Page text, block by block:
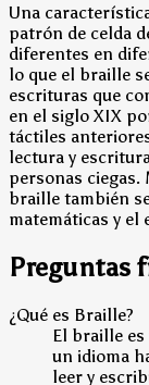
Una
patrón de celda
diferentes en
lo que el braille
escrituras que
en el siglo XIX
táctiles
lectura y
personas ciegas.
braille también
matemáticas y el
Preguntas
¿Qué es Braille?
El braille
un idioma
leer y